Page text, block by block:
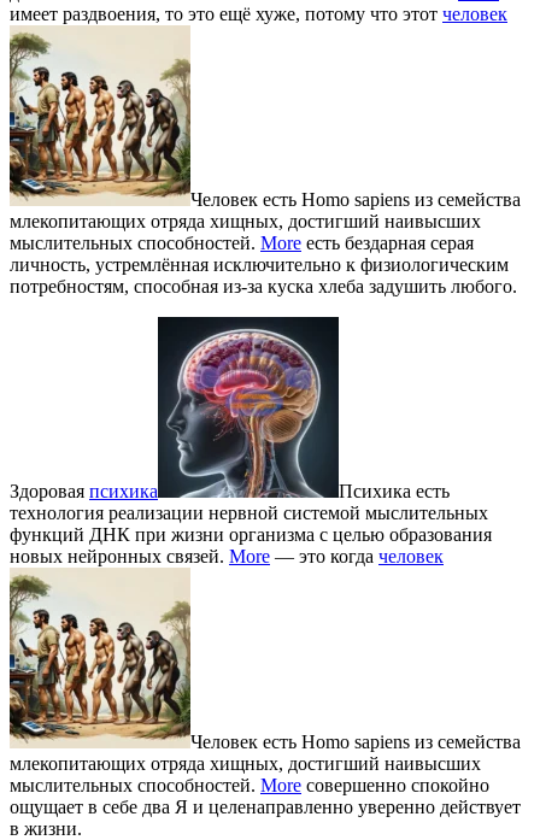
имеет раздвоения, то это ещё хуже, потому что этот человек
Человек есть Homo sapiens из семейства
млекопитающих отряда хищных, достигший наивысших
мыслительных способностей. More есть бездарная серая
личность, устремлённая исключительно к физиологическим
потребностям, способная из-за куска хлеба задушить любого.
Здоровая психика
Психика есть
технология реализации нервной системой мыслительных
функций ДНК при жизни организма с целью образования
новых нейронных связей. More — это когда человек
Человек есть Homo sapiens из семейства
млекопитающих отряда хищных, достигший наивысших
мыслительных способностей. More совершенно спокойно
ощущает в себе два Я и целенаправленно уверенно действует
в жизни.